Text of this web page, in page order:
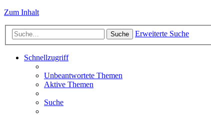
Zum Inhalt
Suche Erweiterte Suche
Schnellzugriff
Unbeantwortete Themen
Aktive Themen
Suche